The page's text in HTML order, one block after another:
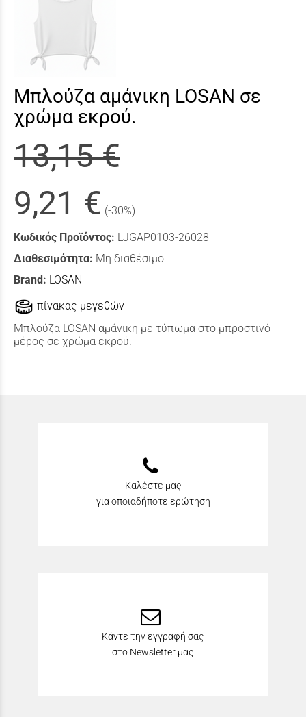
Μπλούζα αμάνικη LOSAN σε
χρώμα εκρού.
13,15 €
9,21 € (-30%)
Κωδικός Προϊόντος: LJGAP0103-26028
Διαθεσιμότητα: Μη διαθέσιμο
Brand: LOSAN
πίνακας μεγεθών
Μπλούζα LOSAN αμάνικη με τύπωμα στο μπροστινό
μέρος σε χρώμα εκρού.
Καλέστε μας
για οποιαδήποτε ερώτηση
Κάντε την εγγραφή σας
στο Newsletter μας